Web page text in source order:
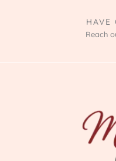
HAVE
Reach